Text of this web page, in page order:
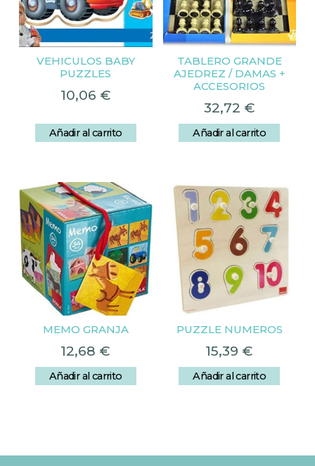
VEHICULOS BABY
PUZZLES
10,06 €
Añadir al carrito
TABLERO GRANDE
AJEDREZ / DAMAS +
ACCESORIOS
32,72 €
Añadir al carrito
MEMO GRANJA
12,68 €
Añadir al carrito
PUZZLE NUMEROS
15,39 €
Añadir al carrito